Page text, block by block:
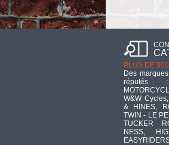
PLUS DE
Des
réputés :
W&W
& HINES,
TWIN - LE
TUCKER
NESS,